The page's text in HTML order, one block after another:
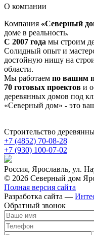
О компании
Компания «Северный
доме в реальность.
С 2007 года мы строим
Солидный опыт и
достойную нишу на
области.
Мы работаем по вашим
70 готовых проектов и
деревянных домов под
«Северный дом» - это
Строительство
+7 (4852) 70-08-28
+7 (930) 100-07-02
Россия, Ярославль, ул.
© 2026 Северный дом
Полная версия сайта
Разработка сайта —
Обратный звонок